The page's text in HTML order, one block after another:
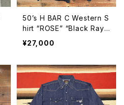
50’s H BAR C Western S
hirt “ROSE” “Black Rayo
n”
¥27,000